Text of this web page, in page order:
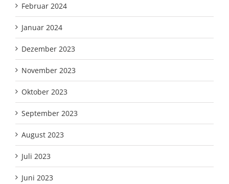
Februar 2024
Januar 2024
Dezember 2023
November 2023
Oktober 2023
September 2023
August 2023
Juli 2023
Juni 2023